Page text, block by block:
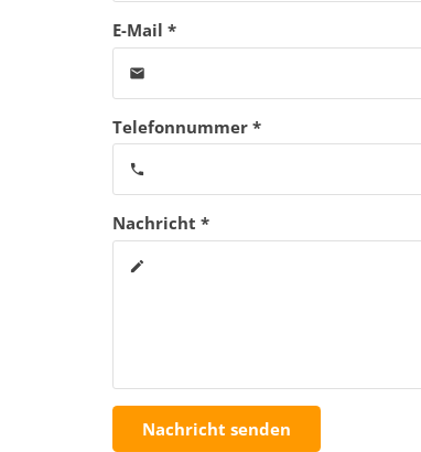
E-Mail *
email
Telefonnummer *
phone
Nachricht *
create
Nachricht senden